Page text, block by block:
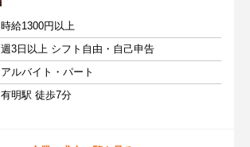
時給1300円以上
週3日以上 シフト自由・自己申告
アルバイト・パート
有明駅 徒歩7分